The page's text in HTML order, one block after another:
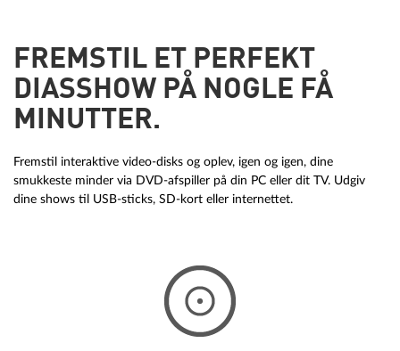
FREMSTIL ET PERFEKT
DIASSHOW PÅ NOGLE FÅ
MINUTTER.
Fremstil interaktive video-disks og oplev, igen og igen, dine
smukkeste minder via DVD-afspiller på din PC eller dit TV. Udgiv
dine shows til USB-sticks, SD-kort eller internettet.